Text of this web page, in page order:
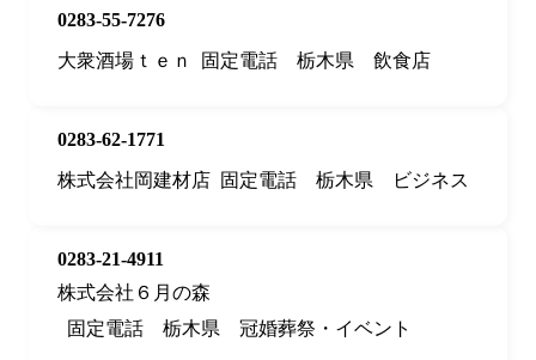
0283-55-7276
大衆酒場ｔｅｎ
固定電話 栃木県 飲食店
0283-62-1771
株式会社岡建材店 固定電話 栃木県 ビジネス
0283-21-4911
株式会社６月の森
固定電話
栃木県 冠婚葬祭・イベント